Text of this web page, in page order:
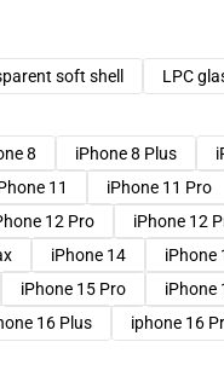
soft shell
LPC
8 iPhone 8 Plus
11 iPhone 11 Pro
12 Pro iPhone 12
iPhone 14
iPhone
iPhone 15 Pro
iPhone
16 Plus iphone 16